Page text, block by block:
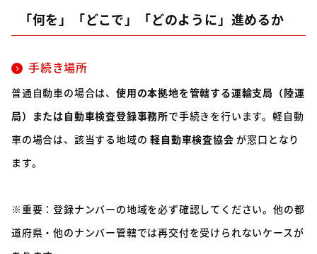
「何を」「どこで」「どのように」進めるか
手続き場所
普通自動車の場合は、 使用の本拠地を管轄する運輸支局（陸運
局）または自動車検査登録事務所で手続きを行います。軽自動
車の場合は、該当する地域の軽自動車検査協会 が窓口となり
ます。
※重要：登録ナンバーの地域を必ず確認してください。他の都
道府県・他のナンバー管轄では再交付を受けられないケースが